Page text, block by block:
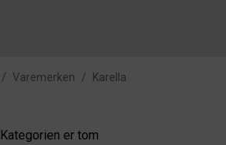
/ Varemerken / Karella
Kategorien er tom